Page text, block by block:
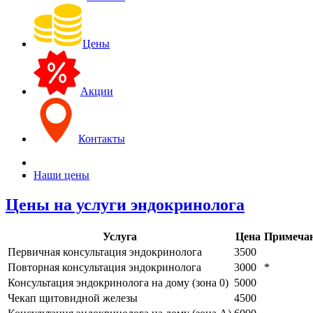
Цены
Акции
Контакты
Наши цены
Цены на услуги эндокринолога
Услуга Цена
Первичная консультация эндокринолога
3500
Повторная консультация эндокринолога
3000
*
Консультация эндокринолога на дому (зона 0) 5000
Чекап щитовидной железы
4500